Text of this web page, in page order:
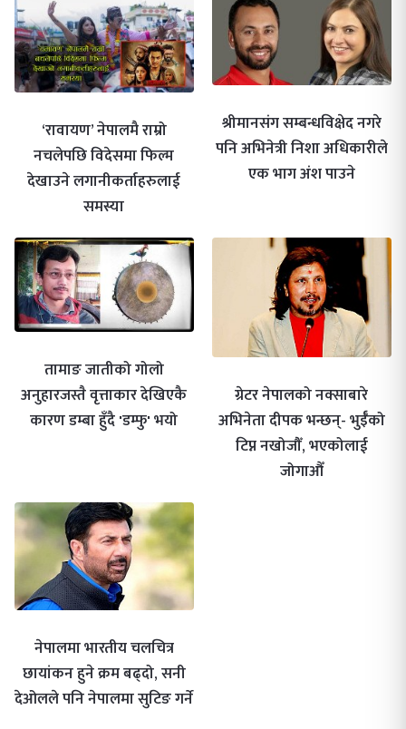
‘रावायण’ नेपालमै राम्रो
नचलेपछि विदेसमा फिल्म
देखाउने लगानीकर्ताहरुलाई
समस्या
श्रीमानसंग सम्बन्धविक्षेद नगरे
पनि अभिनेत्री निशा अधिकारीले
एक भाग अंश पाउने
तामाङ जातीको गोलो
अनुहारजस्तै वृत्ताकार देखिएकै
कारण डम्बा हुँदै 'डम्फु' भयो
ग्रेटर नेपालको नक्साबारे
अभिनेता दीपक भन्छन्- भुईँको
टिप्न नखोजौँ, भएकोलाई
जोगाऔँ
नेपालमा भारतीय चलचित्र
छायांकन हुने क्रम बढ्दो, सनी
देओलले पनि नेपालमा सुटिङ गर्ने